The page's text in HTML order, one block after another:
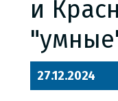
и
27.12.2024